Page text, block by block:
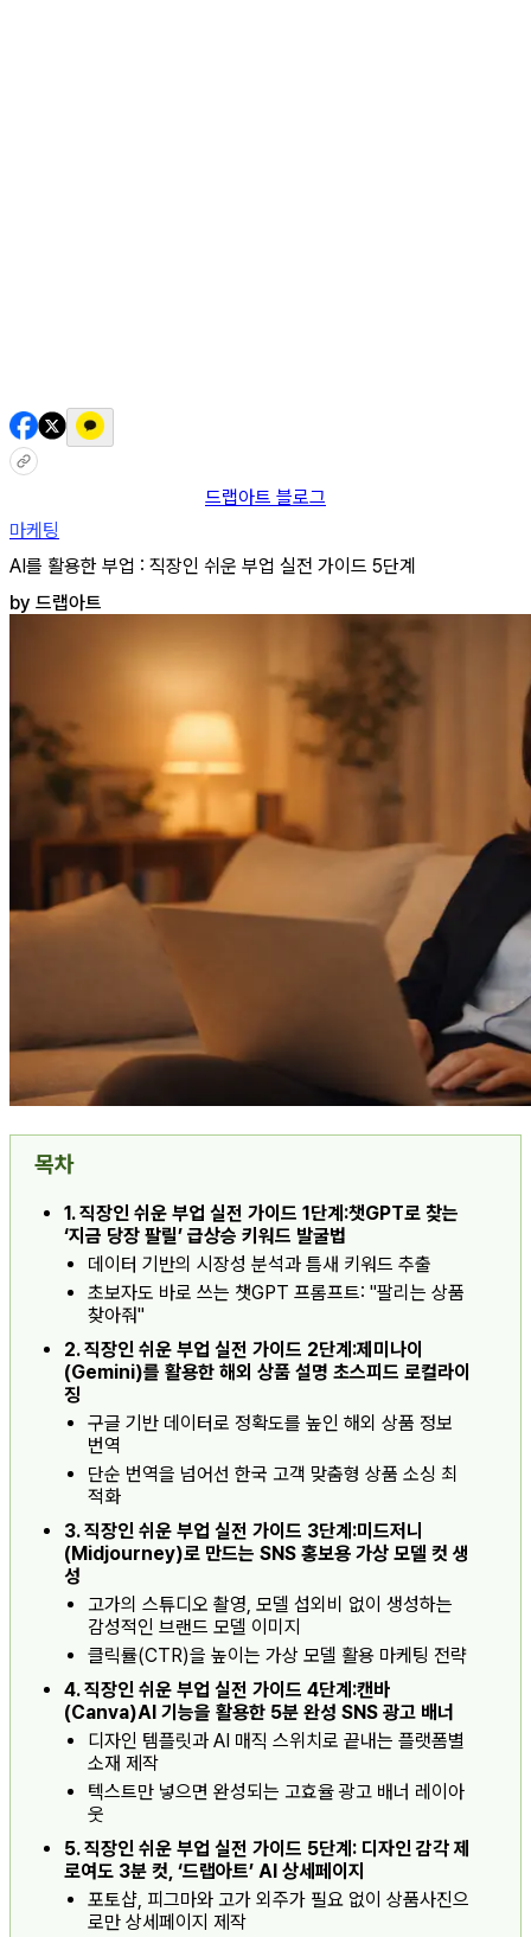
드랩아트 블로그
마케팅
AI를 활용한 부업 : 직장인 쉬운 부업 실전 가이드 5단계
by 드랩아트
목차
1. 직장인 쉬운 부업 실전 가이드 1단계:챗GPT로 찾는
‘지금 당장 팔릴’ 급상승 키워드 발굴법
데이터 기반의 시장성 분석과 틈새 키워드 추출
초보자도 바로 쓰는 챗GPT 프롬프트: "팔리는 상품
찾아줘"
2. 직장인 쉬운 부업 실전 가이드 2단계:제미나이
(Gemini)를 활용한 해외 상품 설명 초스피드 로컬라이
징
구글 기반 데이터로 정확도를 높인 해외 상품 정보
번역
단순 번역을 넘어선 한국 고객 맞춤형 상품 소싱 최
적화
3. 직장인 쉬운 부업 실전 가이드 3단계:미드저니
(Midjourney)로 만드는 SNS 홍보용 가상 모델 컷 생
성
고가의 스튜디오 촬영, 모델 섭외비 없이 생성하는
감성적인 브랜드 모델 이미지
클릭률(CTR)을 높이는 가상 모델 활용 마케팅 전략
4. 직장인 쉬운 부업 실전 가이드 4단계:캔바
(Canva)AI 기능을 활용한 5분 완성 SNS 광고 배너
디자인 템플릿과 AI 매직 스위치로 끝내는 플랫폼별
소재 제작
텍스트만 넣으면 완성되는 고효율 광고 배너 레이아
웃
5. 직장인 쉬운 부업 실전 가이드 5단계: 디자인 감각 제
로여도 3분 컷, ‘드랩아트’ AI 상세페이지
포토샵, 피그마와 고가 외주가 필요 없이 상품사진으
로만 상세페이지 제작